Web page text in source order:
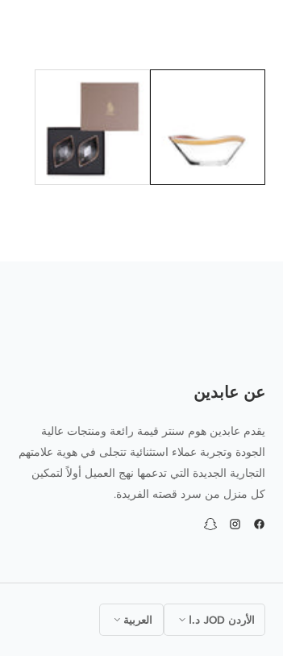
عن عابدين
يقدم عابدين هوم سنتر قيمة رائعة ومنتجات عالية
الجودة وتجربة عملاء استثنائية تتجلى في هوية علامتهم
التجارية الجديدة التي تدعمها نهج العميل أولاً لتمكين
كل منزل من سرد قصته الفريدة.
فيسبوكانستجرام
سناب
الأردن JOD د.ا العربية